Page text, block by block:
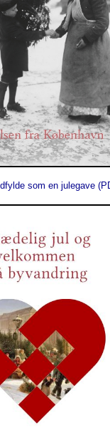
som en julegave